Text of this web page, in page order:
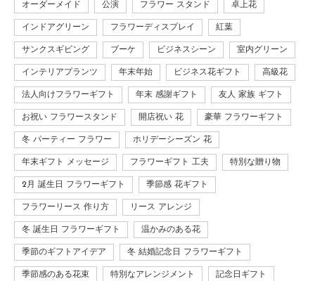
オーダーメイド 公演 フラワー スタンド 卓上花
インドアグリーン フラワーディスプレイ 紅葉
サンクスギビング ブーケ ビジネスシーン 室内グリーン
インテリアプランツ 年末年始 ビジネス花ギフト 高級花
法人向けフラワーギフト 年末 感謝ギフト 友人 家族 ギフト
お祝い フラワースタンド 開店祝い 花 豪華 フラワーギフト
冬 パーティー フラワー ホリデーシーズン 花
年末ギフト メッセージ フラワーギフト 工夫 特別な贈り物
2月 誕生日 フラワーギフト 季節感 花ギフト
フラワーリース 作り方 リース アレンジ
冬 誕生日 フラワーギフト 温かみのある花
季節のギフトアイデア 冬 結婚記念日 フラワーギフト
季節感のある花束 特別なアレンジメント 記念日ギフト